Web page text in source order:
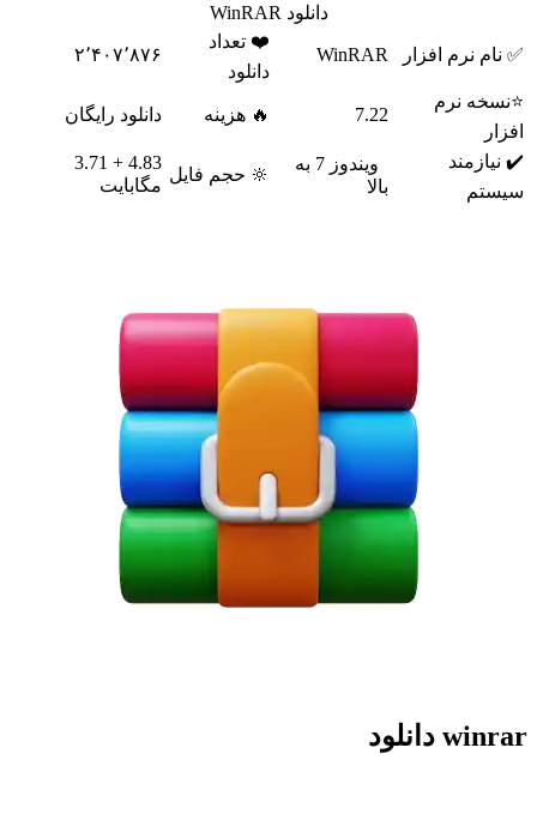
دانلود WinRAR
✅ نام نرم افزار WinRAR
❤️ تعداد
دانلود
۲٬۴۰۷٬۸۷۶
⭐نسخه نرم
افزار
7.22 🔥 هزینه دانلود رایگان
✔️ نیازمند
سیستم
ویندوز 7 به
بالا
🔆 حجم فایل
4.83 + 3.71
مگابایت
winrar دانلود